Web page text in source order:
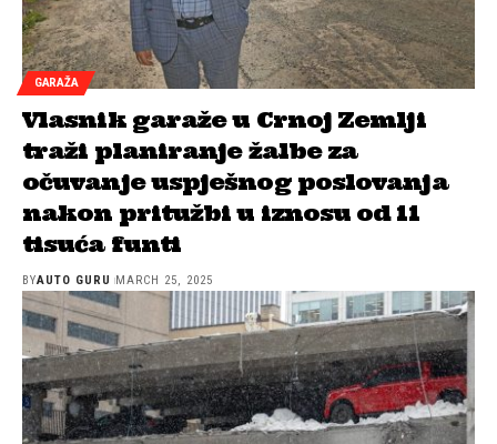
GARAŽA
Vlasnik garaže u Crnoj Zemlji
traži planiranje žalbe za
očuvanje uspješnog poslovanja
nakon pritužbi u iznosu od 11
tisuća funti
BYAUTO GURU MARCH 25, 2025